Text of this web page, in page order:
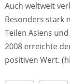
Auch weltweit
Besonders stark
Teilen Asiens
2008 erreichte
positiven Wert.